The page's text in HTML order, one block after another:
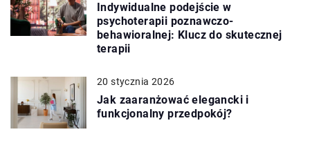
Indywidualne podejście w
psychoterapii poznawczo-
behawioralnej: Klucz do skutecznej
terapii
20 stycznia 2026
Jak zaaranżować elegancki i
funkcjonalny przedpokój?